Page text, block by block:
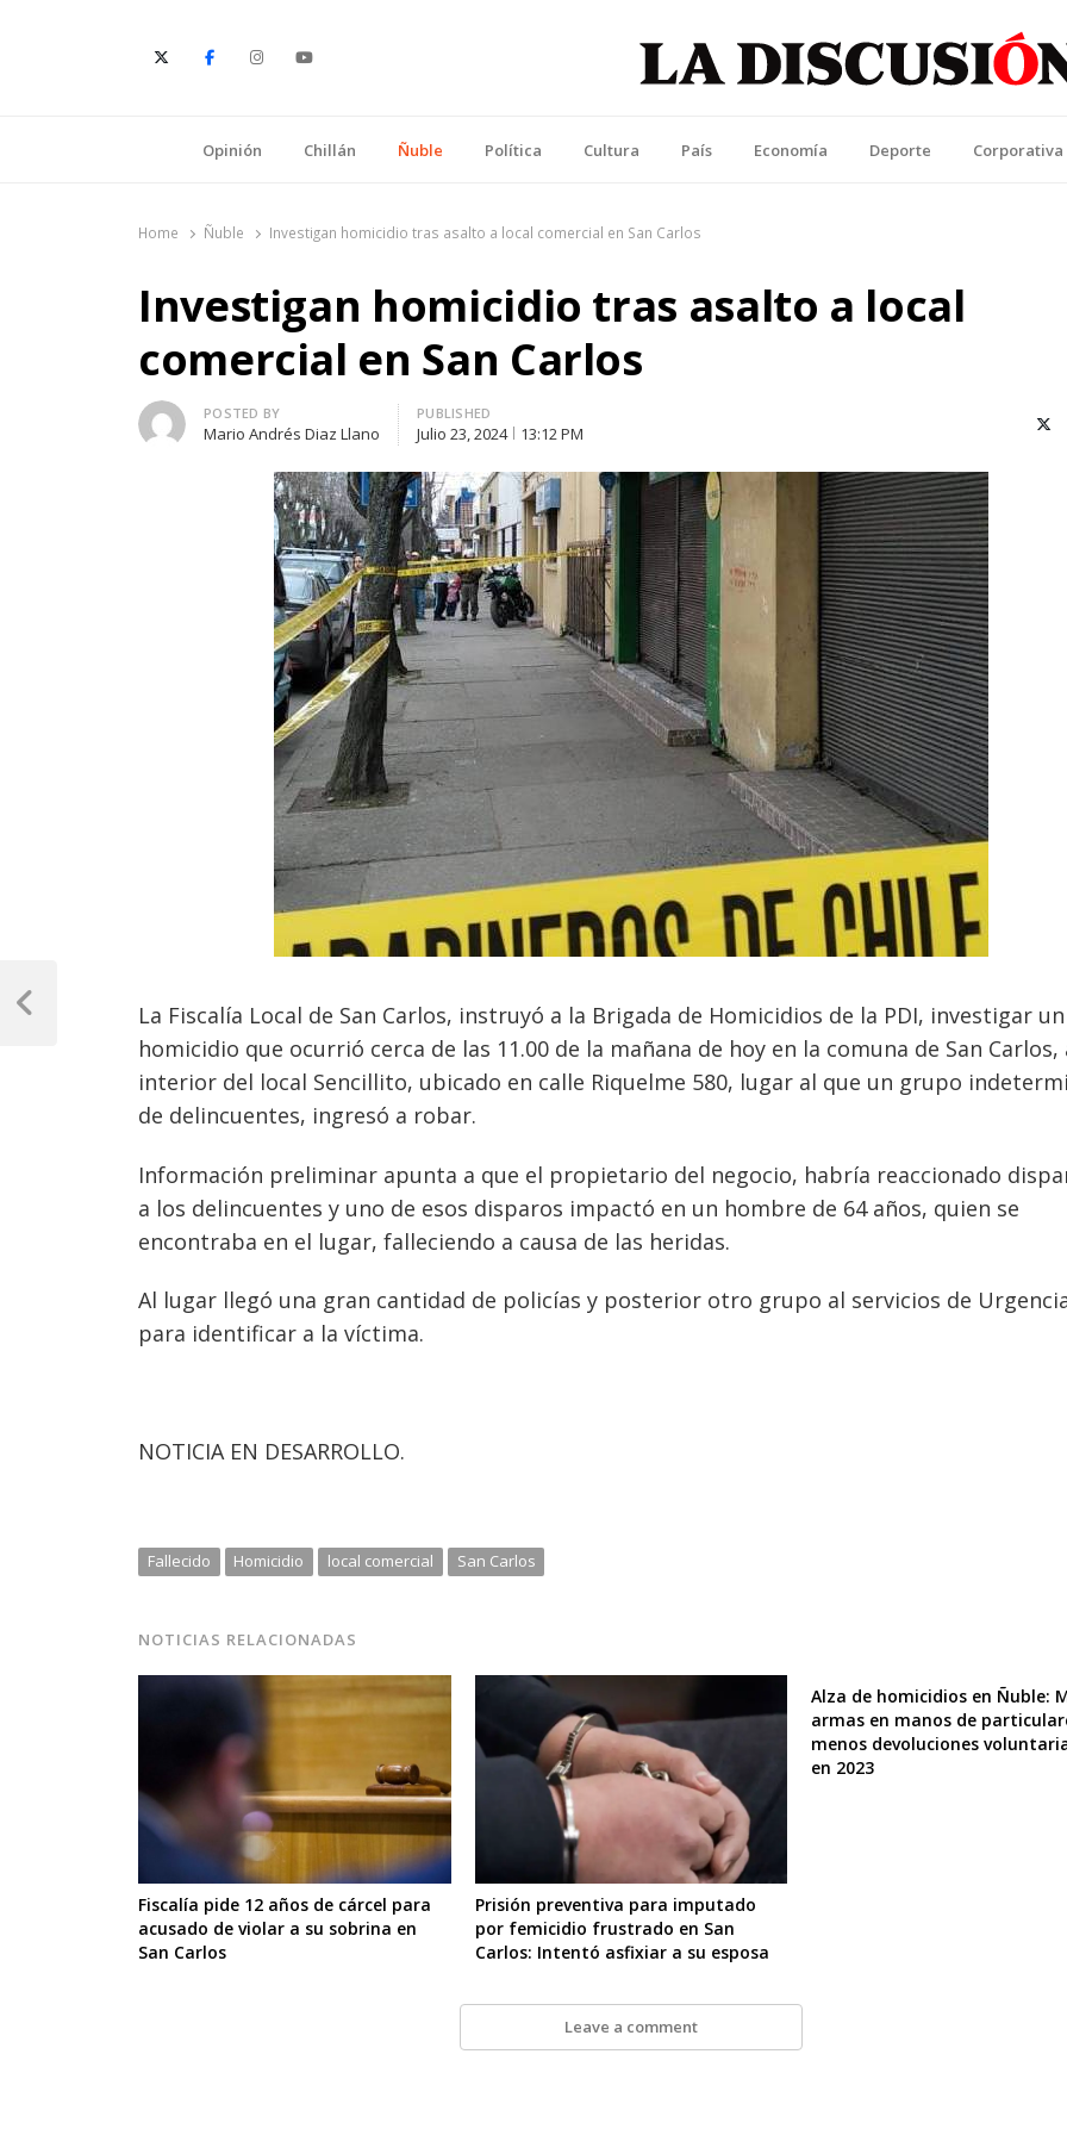
Opinión Chillán Ñuble Política Cultura País Economía Deporte Corporativa
Home Ñuble Investigan homicidio tras asalto a local comercial en San Carlos
Investigan homicidio tras asalto a local
comercial en San Carlos
Author
POSTED BY
Mario Andrés Diaz Llano
PUBLISHED
Julio 23, 2024 13:12 PM X
La Fiscalía Local de San Carlos, instruyó a la Brigada de Homicidios de la PDI, investigar un
homicidio que ocurrió cerca de las 11.00 de la mañana de hoy en la comuna de San Carlos,
interior del local Sencillito, ubicado en calle Riquelme 580, lugar al que un grupo
de delincuentes, ingresó a robar.
Información preliminar apunta a que el propietario del negocio, habría reaccionado
a los delincuentes y uno de esos disparos impactó en un hombre de 64 años, quien se
encontraba en el lugar, falleciendo a causa de las heridas.
Al lugar llegó una gran cantidad de policías y posterior otro grupo al servicios de
para identificar a la víctima.
NOTICIA EN DESARROLLO.
Fallecido Homicidio local comercial San Carlos
NOTICIAS RELACIONADAS
Fiscalía pide 12 años de cárcel para
acusado de violar a su sobrina en
San Carlos
Prisión preventiva para imputado
por femicidio frustrado en San
Carlos: Intentó asfixiar a su esposa
Alza de homicidios en Ñuble:
armas en manos de
menos devoluciones
en 2023
Leave a comment
Navegación
de
Previous